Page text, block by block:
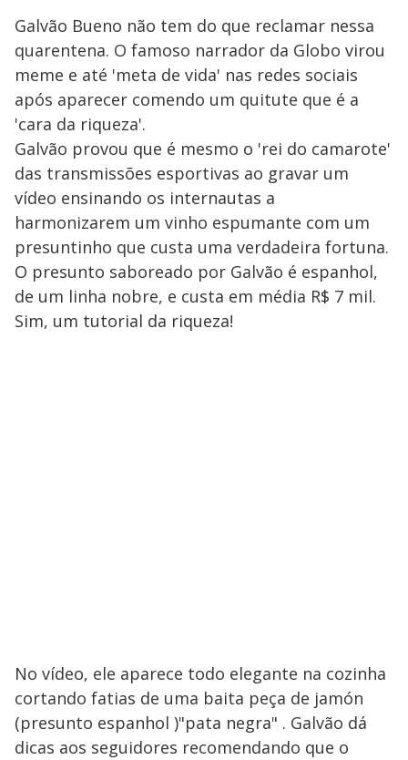
Galvão Bueno não tem do que reclamar nessa
quarentena. O famoso narrador da Globo virou
meme e até 'meta de vida' nas redes sociais
após aparecer comendo um quitute que é a
'cara da riqueza'.
Galvão provou que é mesmo o 'rei do camarote'
das transmissões esportivas ao gravar um
vídeo ensinando os internautas a
harmonizarem um vinho espumante com um
presuntinho que custa uma verdadeira fortuna.
O presunto saboreado por Galvão é espanhol,
de um linha nobre, e custa em média R$ 7 mil.
Sim, um tutorial da riqueza!
No vídeo, ele aparece todo elegante na cozinha
cortando fatias de uma baita peça de jamón
(presunto espanhol )"pata negra" . Galvão dá
dicas aos seguidores recomendando que o